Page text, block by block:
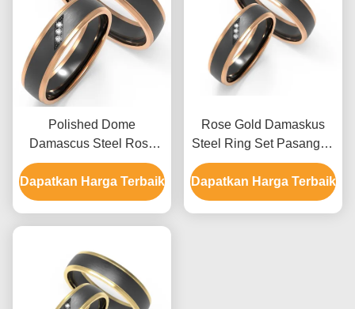
Polished Dome
Damascus Steel Rose
Gold Ring Dengan Zircon
Couple Ring Set Inside
Dapatkan Harga Terbaik
Rose Gold Damaskus
Steel Ring Set Pasangan
Perhiasan Ring Untuk
Pernikahan
Dapatkan Harga Terbaik